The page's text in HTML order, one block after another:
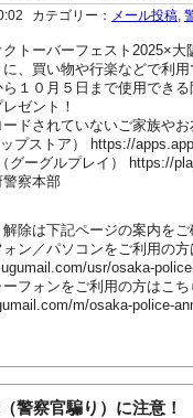
カテゴリー： メール投稿
クトーバーフェスト2025×大
、買い物や行楽などで利
ら１０月５日まで使用でき
ゼント！
ドされていないご家族や
プストア） https://
グーグルプレイ） https://
察本部
除は下記ページの案内をご
ォン／パソコンをご利用の方
usr/osaka-
ーフォンをご利用の方はこち
m/osaka-police-
警察官騙り）に注意！